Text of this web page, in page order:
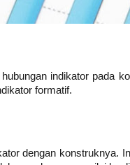
indikator pada
formatif.
dengan konstruknya.